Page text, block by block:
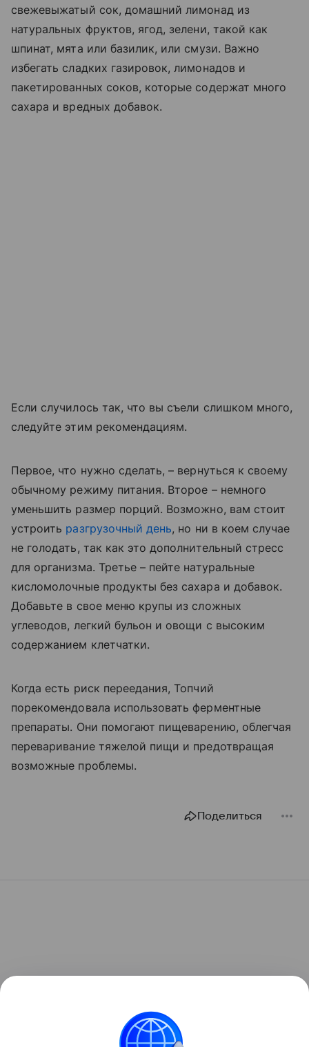
свежевыжатый сок, домашний лимонад из
натуральных фруктов, ягод, зелени, такой как
шпинат, мята или базилик, или смузи. Важно
избегать сладких газировок, лимонадов и
пакетированных соков, которые содержат много
сахара и вредных добавок.
Если случилось так, что вы съели слишком много,
следуйте этим рекомендациям.
Первое, что нужно сделать, – вернуться к своему
обычному режиму питания. Второе – немного
уменьшить размер порций. Возможно, вам стоит
устроить разгрузочный день, но ни в коем случае
не голодать, так как это дополнительный стресс
для организма. Третье – пейте натуральные
кисломолочные продукты без сахара и добавок.
Добавьте в свое меню крупы из сложных
углеводов, легкий бульон и овощи с высоким
содержанием клетчатки.
Когда есть риск переедания, Топчий
порекомендовала использовать ферментные
препараты. Они помогают пищеварению, облегчая
переваривание тяжелой пищи и предотвращая
возможные проблемы.
Поделиться